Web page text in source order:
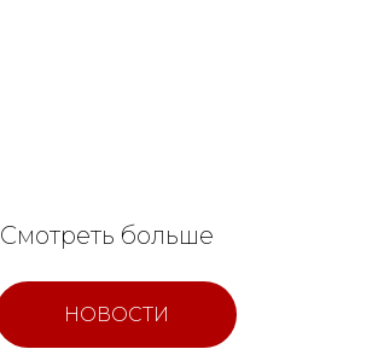
НОВОСТИ
Смотреть больше